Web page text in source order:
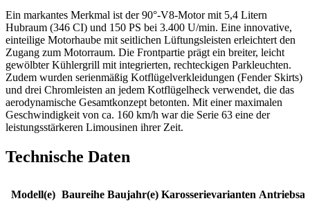
Ein markantes Merkmal ist der 90°-V8-Motor mit 5,4 Litern
Hubraum (346 CI) und 150 PS bei 3.400 U/min. Eine innovative,
einteilige Motorhaube mit seitlichen Lüftungsleisten erleichtert den
Zugang zum Motorraum. Die Frontpartie prägt ein breiter, leicht
gewölbter Kühlergrill mit integrierten, rechteckigen Parkleuchten.
Zudem wurden serienmäßig Kotflügelverkleidungen (Fender Skirts)
und drei Chromleisten an jedem Kotflügelheck verwendet, die das
aerodynamische Gesamtkonzept betonten. Mit einer maximalen
Geschwindigkeit von ca. 160 km/h war die Serie 63 eine der
leistungsstärkeren Limousinen ihrer Zeit.
Technische Daten
Modell(e) Baureihe Baujahr(e) Karosserievarianten